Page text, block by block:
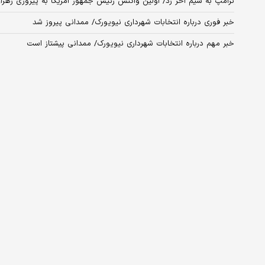
خبر فوری درباره انتخابات شهرداری نیویورک/ ممدانی پیروز شد
خبر مهم درباره انتخابات شهرداری نیویورک/ ممدانی پیشتاز است